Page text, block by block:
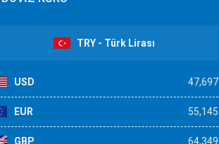
TRY - Türk Lirası
USD 47,697
EUR 55,145
GBP 64,349